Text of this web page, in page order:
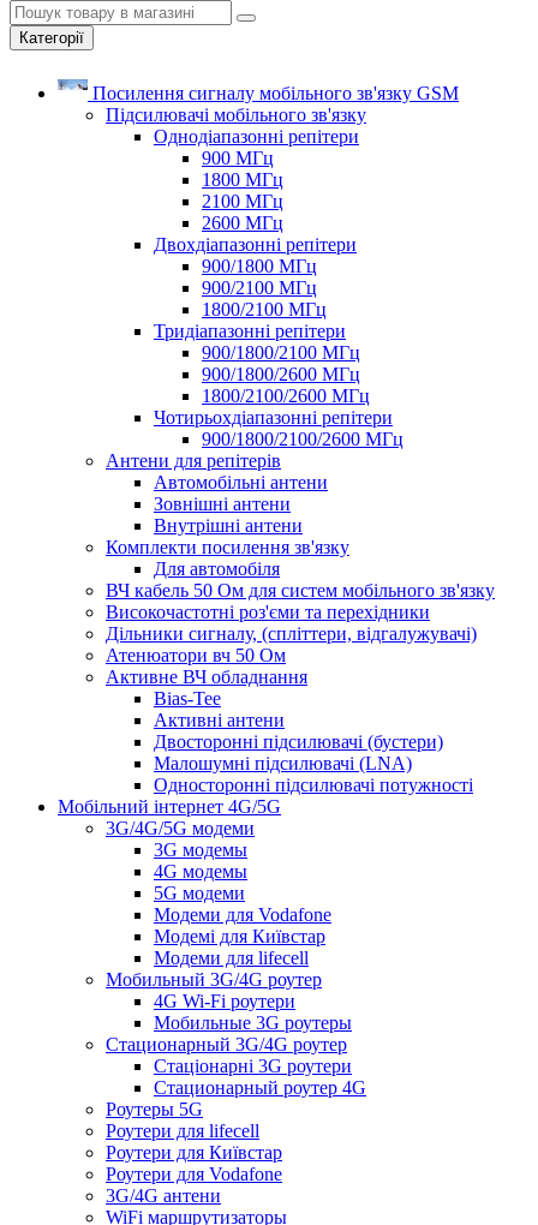
Категорії
Посилення сигналу мобільного зв'язку GSM
Підсилювачі мобільного зв'язку
Однодіапазонні репітери
900 МГц
1800 МГц
2100 МГц
2600 МГц
Двохдіапазонні репітери
900/1800 МГц
900/2100 МГц
1800/2100 МГц
Тридіапазонні репітери
900/1800/2100 МГц
900/1800/2600 МГц
1800/2100/2600 МГц
Чотирьохдіапазонні репітери
900/1800/2100/2600 МГц
Антени для репітерів
Автомобільні антени
Зовнішні антени
Внутрішні антени
Комплекти посилення зв'язку
Для автомобіля
ВЧ кабель 50 Ом для систем мобільного зв'язку
Високочастотні роз'єми та перехідники
Дільники сигналу, (спліттери, відгалужувачі)
Атенюатори вч 50 Ом
Активне ВЧ обладнання
Bias-Tee
Активні антени
Двосторонні підсилювачі (бустери)
Малошумні підсилювачі (LNA)
Односторонні підсилювачі потужності
Мобільний інтернет 4G/5G
3G/4G/5G модеми
3G модемы
4G модемы
5G модеми
Модеми для Vodafone
Модемі для Київстар
Модеми для lifecell
Мобильный 3G/4G роутер
4G Wi-Fi роутери
Мобильные 3G роутеры
Стационарный 3G/4G роутер
Стаціонарні 3G роутери
Стационарный роутер 4G
Роутеры 5G
Роутери для lifecell
Роутери для Київстар
Роутери для Vodafone
3G/4G антени
WiFi маршрутизаторы